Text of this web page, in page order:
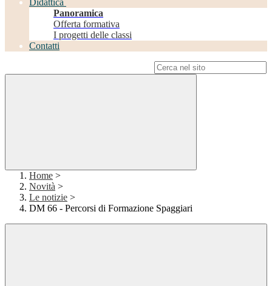
Didattica
Panoramica
Offerta formativa
I progetti delle classi
Contatti
Home >
Novità >
Le notizie >
DM 66 - Percorsi di Formazione Spaggiari